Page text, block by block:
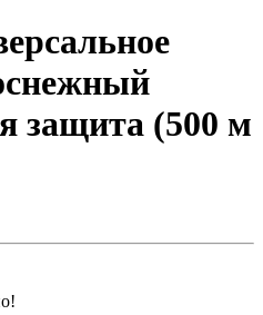
защита (500 м